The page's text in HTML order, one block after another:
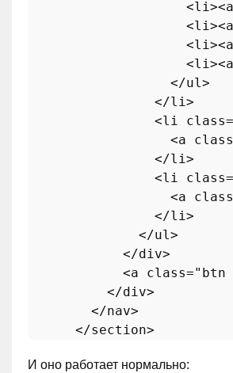
<li><a
<li><a
<li><a
<li><a
</ul>
</li>
<li class=
<a class
</li>
<li class=
<a class
</li>
</ul>
</div>
<a class="btn
</div>
</nav>
</section>
И оно работает нормально: